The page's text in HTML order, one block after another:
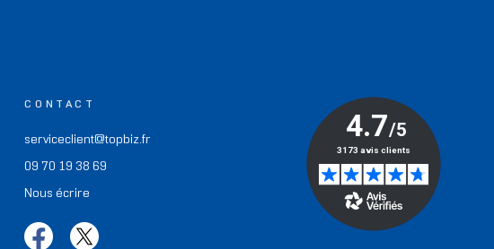
CONTACT
serviceclient@topbiz.fr
09 70 19 38 69
Nous écrire